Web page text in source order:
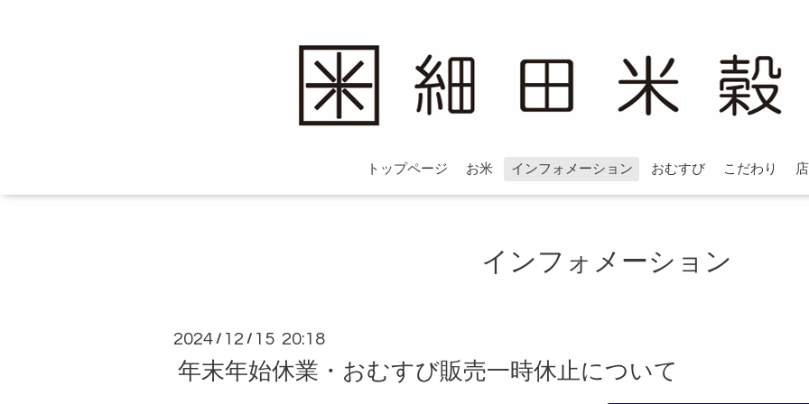
トップページ お米 インフォメーション おむすび こだわり
インフォメーション
2024 / 12 / 15 20:18
年末年始休業・おむすび販売一時休止について